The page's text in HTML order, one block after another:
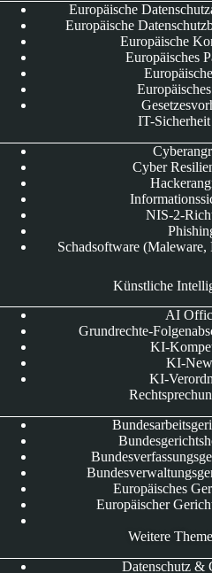
Europäische
Europäische
Europäische
Europäisches
IT-Sicherheit
Cyber
NIS-2-
Schadsoftware
Künstliche
AI
Grundrechte-
KI-
KI-
KI-
Europäisches
Europäischer
Weitere
Datenschutz &